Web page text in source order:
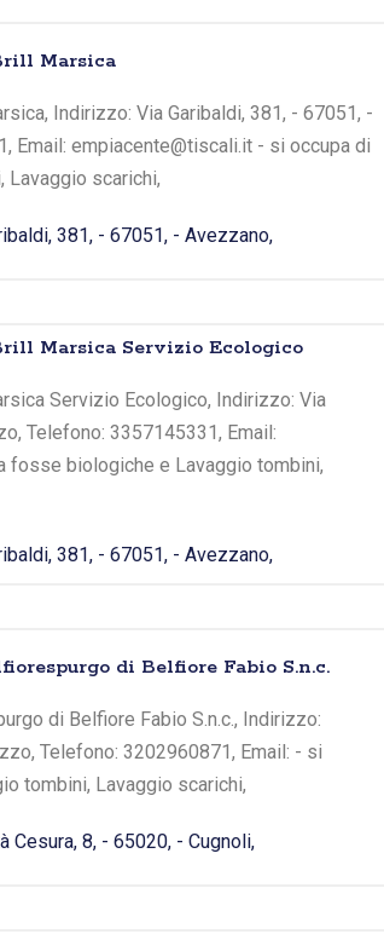
Marsica
Indirizzo: Via Garibaldi, 381, - 67051, -
Email: empiacente@tiscali.it - si occupa di
scarichi,
381, - 67051, - Avezzano,
Marsica Servizio Ecologico
Servizio Ecologico, Indirizzo: Via
Telefono: 3357145331, Email:
fosse biologiche e Lavaggio tombini,
381, - 67051, - Avezzano,
di Belfiore Fabio S.n.c.
di Belfiore Fabio S.n.c., Indirizzo:
Telefono: 3202960871, Email: - si
tombini, Lavaggio scarichi,
Cesura, 8, - 65020, - Cugnoli,